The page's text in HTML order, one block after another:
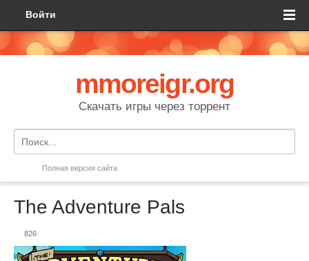
Войти
mmoreigr.org
Скачать игры через торрент
Полная версия сайта
The Adventure Pals
826